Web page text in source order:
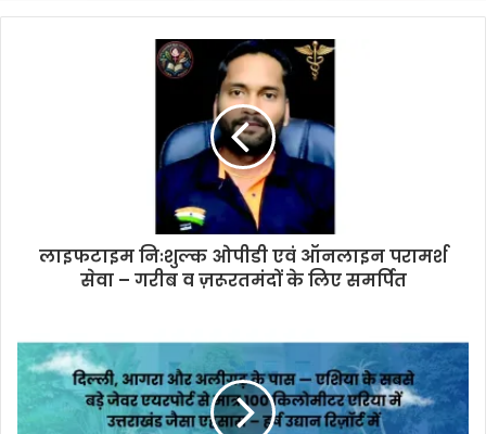
कोडिंगामाली खदान विस्तार परियोजना से
क्षेत्रीय विकास को मिलेगा बढ़ावा
लाइफटाइम निःशुल्क ओपीडी एवं ऑनलाइन परामर्श
सेवा – गरीब व ज़रूरतमंदों के लिए समर्पित